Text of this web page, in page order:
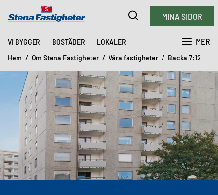
VI BYGGER BOSTÄDER LOKALER MER
MINA SIDOR
Hem Om Stena Fastigheter Våra fastigheter Backa 7:12